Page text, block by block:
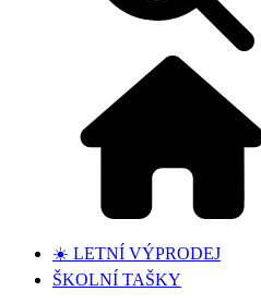
☀️ LETNÍ VÝPRODEJ
ŠKOLNÍ TAŠKY